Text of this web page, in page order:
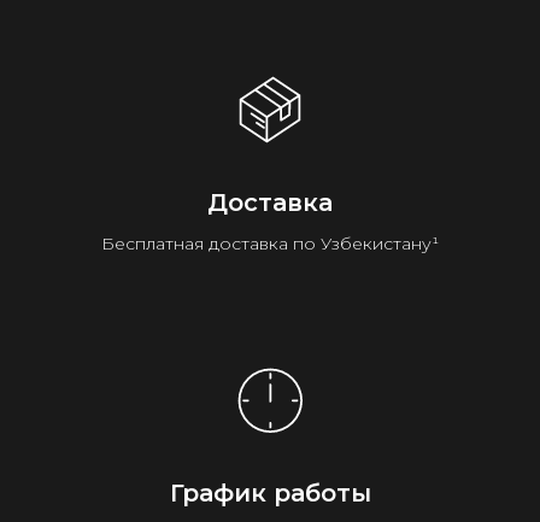
Доставка
Бесплатная доставка по Узбекистану¹
График работы